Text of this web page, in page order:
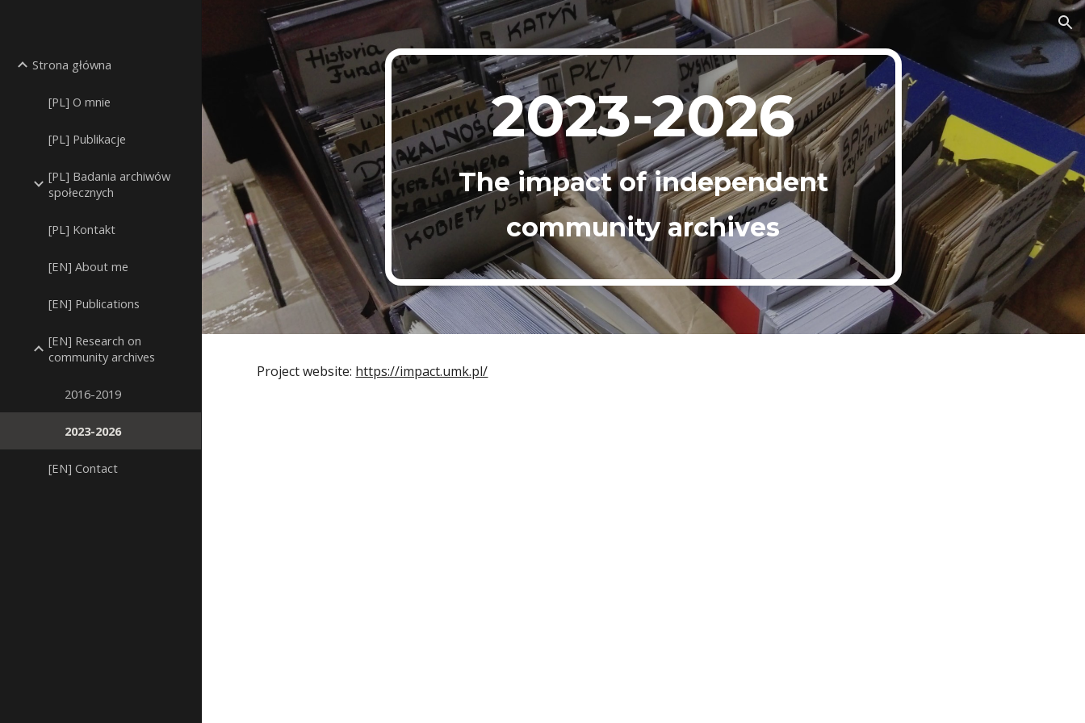
Skip to main content Skip to navigation
Strona główna
[PL] O mnie
[PL] Publikacje
[PL] Badania archiwów
społecznych
[PL] Kontakt
[EN] About me
[EN] Publications
[EN] Research on
community archives
2016-2019
2023-2026
[EN] Contact
2023-2026
The impact of independent
community archives
Project website: https://impact.umk.pl/